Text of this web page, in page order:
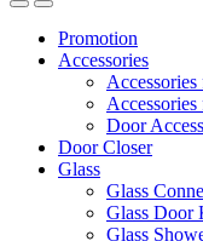
Promotion
Accessories
Door
Door Closer
Glass
Glass
Glass Door
Glass